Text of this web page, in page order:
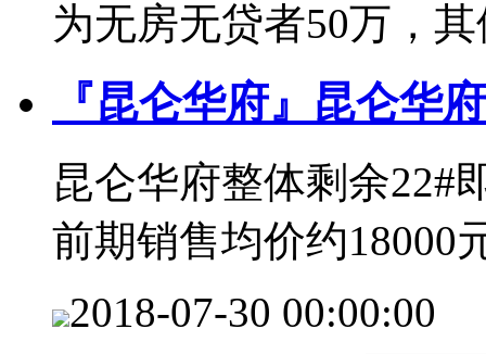
为无房无贷者50万，
『昆仑华府』昆仑华
昆仑华府整体剩余22#
前期销售均价约18000
2018-07-30 00:00:00